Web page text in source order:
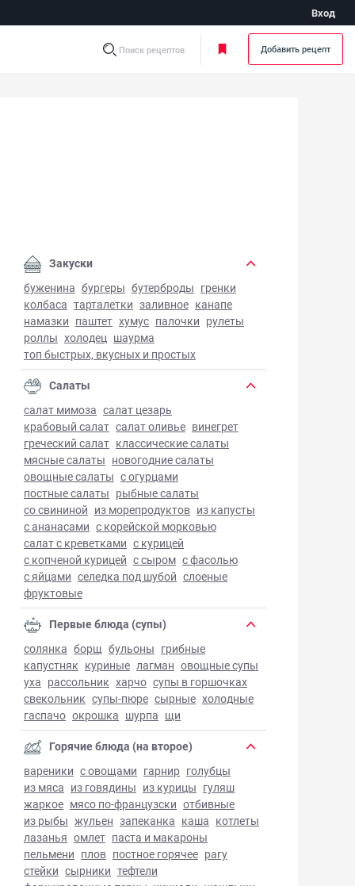
Вход
Поиск рецептов Добавить рецепт
котлеты из семги - фото готового блюда
Закуски
буженина бургеры бутерброды гренки
колбаса тарталетки заливное канапе
намазки паштет хумус палочки рулеты
роллы холодец шаурма
топ быстрых, вкусных и простых
Салаты
салат мимоза салат цезарь
крабовый салат салат оливье винегрет
греческий салат классические салаты
мясные салаты новогодние салаты
овощные салаты с огурцами
постные салаты рыбные салаты
со свининой из морепродуктов из капусты
с ананасами с корейской морковью
салат с креветками с курицей
с копченой курицей с сыром с фасолью
с яйцами селедка под шубой слоеные
фруктовые
Первые блюда (супы)
солянка борщ бульоны грибные
капустняк куриные лагман овощные супы
уха рассольник харчо супы в горшочках
свекольник супы-пюре сырные холодные
гаспачо окрошка шурпа щи
Горячие блюда (на второе)
вареники с овощами гарнир голубцы
из мяса из говядины из курицы гуляш
жаркое мясо по-французски отбивные
из рыбы жульен запеканка каша котлеты
лазанья омлет паста и макароны
пельмени плов постное горячее рагу
стейки сырники тефтели